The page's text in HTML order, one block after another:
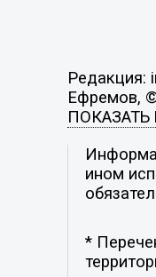
Редакция:
Ефремов,
ином
*